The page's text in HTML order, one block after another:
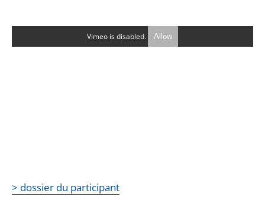
Vimeo is disabled. Allow
> dossier du participant